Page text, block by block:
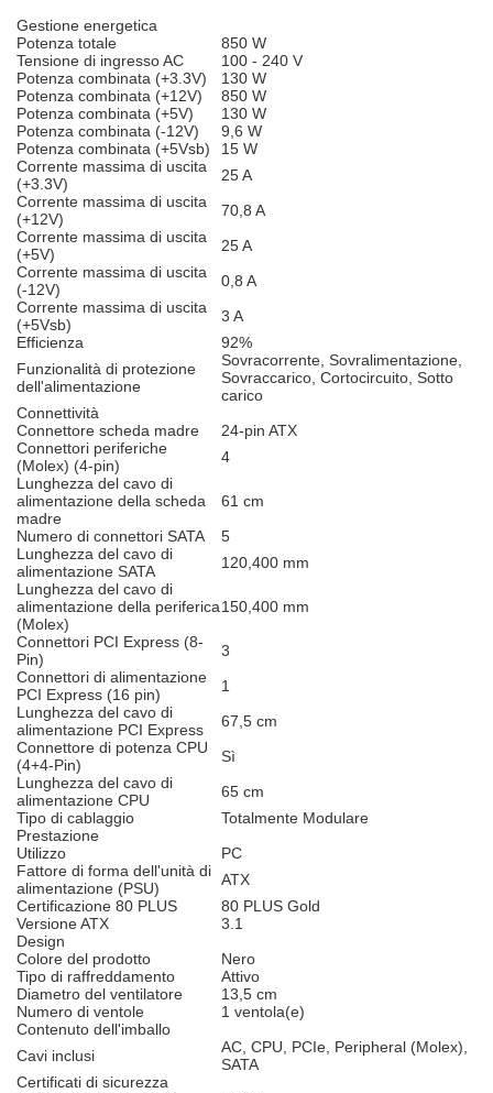
Gestione energetica
Potenza totale
850 W
Tensione di ingresso AC
100 - 240 V
Potenza combinata (+3.3V)
130 W
Potenza combinata (+12V)
850 W
Potenza combinata (+5V)
130 W
Potenza combinata (-12V)
9,6 W
Potenza combinata (+5Vsb)
15 W
Corrente massima di uscita
(+3.3V)
25 A
Corrente massima di uscita
(+12V)
70,8 A
Corrente massima di uscita
(+5V)
25 A
Corrente massima di uscita
(-12V)
0,8 A
Corrente massima di uscita
(+5Vsb)
3 A
Efficienza
92%
Funzionalità di protezione
dell'alimentazione
Sovracorrente, Sovralimentazione,
Sovraccarico, Cortocircuito, Sotto
carico
Connettività
Connettore scheda madre
24-pin ATX
Connettori periferiche
(Molex) (4-pin)
4
Lunghezza del cavo di
alimentazione della scheda
madre
61 cm
Numero di connettori SATA
5
Lunghezza del cavo di
alimentazione SATA
120,400 mm
Lunghezza del cavo di
alimentazione della periferica
(Molex)
150,400 mm
Connettori PCI Express (8-
Pin)
3
Connettori di alimentazione
PCI Express (16 pin)
1
Lunghezza del cavo di
alimentazione PCI Express
67,5 cm
Connettore di potenza CPU
(4+4-Pin)
Sì
Lunghezza del cavo di
alimentazione CPU
65 cm
Tipo di cablaggio
Totalmente Modulare
Prestazione
Utilizzo
PC
Fattore di forma dell'unità di
alimentazione (PSU)
ATX
Certificazione 80 PLUS
80 PLUS Gold
Versione ATX
3.1
Design
Colore del prodotto
Nero
Tipo di raffreddamento
Attivo
Diametro del ventilatore
13,5 cm
Numero di ventole
1 ventola(e)
Contenuto dell'imballo
Cavi inclusi
AC, CPU, PCIe, Peripheral (Molex),
SATA
Certificati di sicurezza